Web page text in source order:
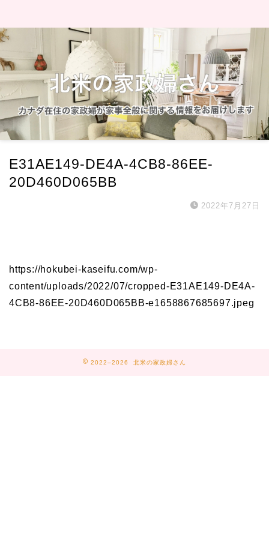
E31AE149-DE4A-4CB8-86EE-
20D460D065BB
2022年7月27日
https://hokubei-kaseifu.com/wp-
content/uploads/2022/07/cropped-E31AE149-DE4A-
4CB8-86EE-20D460D065BB-e1658867685697.jpeg
2022–2026 北米の家政婦さん